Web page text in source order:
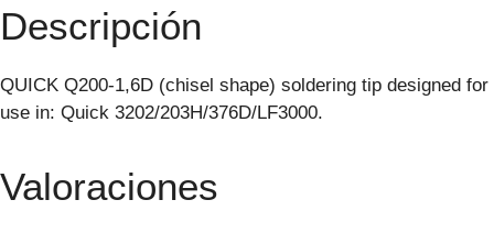
Descripción
QUICK Q200-1,6D (chisel shape) soldering tip designed for
use in: Quick 3202/203H/376D/LF3000.
Valoraciones